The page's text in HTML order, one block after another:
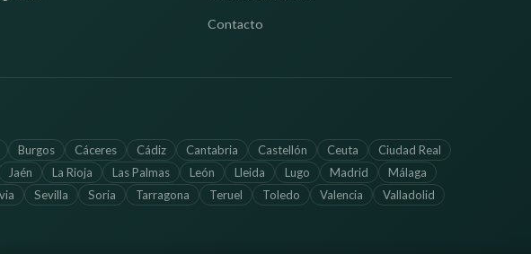
Contacto
Burgos Cáceres Cádiz Cantabria Castellón Ceuta
Ciudad Real
Jaén La Rioja Las Palmas León Lleida Lugo Madrid
Málaga
Sevilla Soria Tarragona Teruel Toledo Valencia
Valladolid